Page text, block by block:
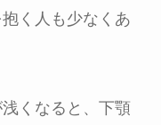
く人も少なくあ
くなると、下顎